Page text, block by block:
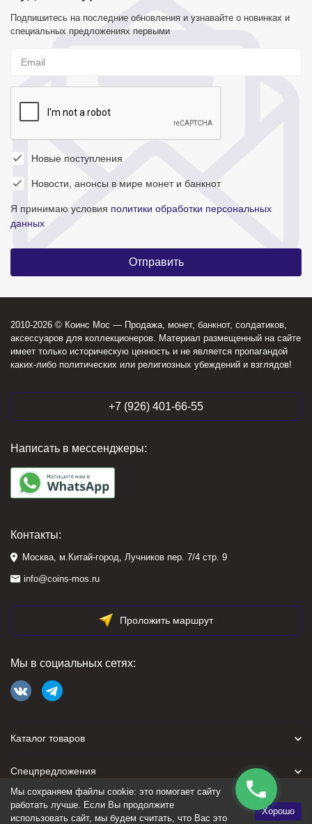
Подпишитесь на последние обновления и узнавайте о новинках и
специальных предложениях первыми
Новые поступления
Новости, анонсы в мире монет и банкнот
Я принимаю условия политики обработки персональных
данных
2010-2026 © Коинс Мос — Продажа, монет, банкнот, солдатиков,
аксессуаров для коллекционеров. Материал размещенный на сайте
имеет только историческую ценность и не является пропагандой
каких-либо политических или религиозных убеждений и взглядов!
+7 (926) 401-66-55
Написать в мессенджеры:
Контакты:
Москва, м.Китай-город, Лучников пер. 7/4 стр. 9
info@coins-mos.ru
Проложить маршрут
Мы в социальных сетях:
Каталог товаров
Спецпредложения
Для покупателя
Мы сохраняем файлы cookie: это помогает сайту
работать лучше. Если Вы продолжите
использовать сайт, мы будем считать, что Вас это
Хорошо